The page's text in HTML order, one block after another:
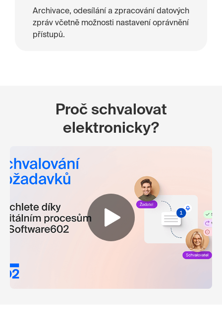
Archivace, odesílání a zpracování datových
zpráv včetně možnosti nastavení oprávnění
přístupů.
Proč schvalovat
elektronicky?